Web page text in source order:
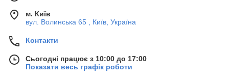
м. Київ
вул. Волинська 65 , Київ, Україна
Контакти
Сьогодні працює з 10:00 до 17:00
Показати весь графік роботи